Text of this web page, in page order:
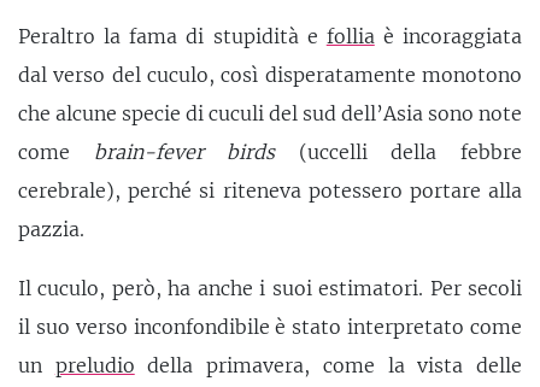
Peraltro la fama di stupidità e follia è incoraggiata
dal verso del cuculo, così disperatamente monotono
che alcune specie di cuculi del sud dell’Asia sono note
come brain-fever birds(uccelli della febbre
cerebrale), perché si riteneva potessero portare alla
pazzia.
Il cuculo, però, ha anche i suoi estimatori. Per secoli
il suo verso inconfondibile è stato interpretato come
un preludio della primavera, come la vista delle